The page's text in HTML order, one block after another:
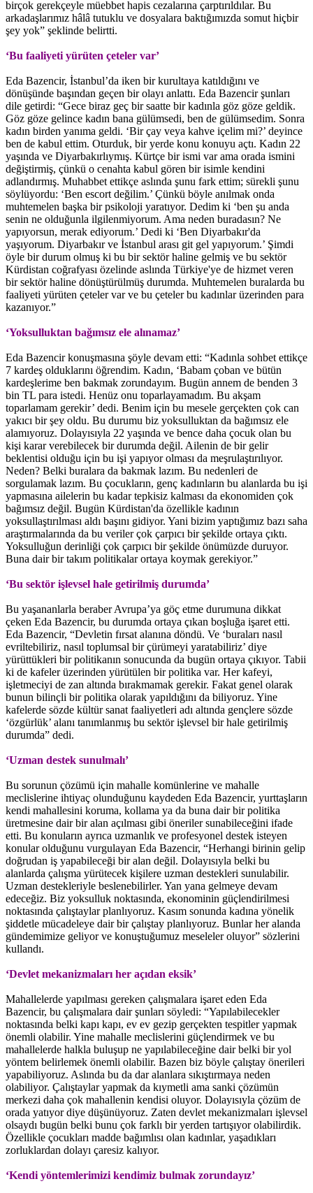
birçok gerekçeyle müebbet hapis cezalarına çarptırıldılar. Bu
arkadaşlarımız hâlâ tutuklu ve dosyalara baktığımızda somut hiçbir
şey yok” şeklinde belirtti.
‘Bu faaliyeti yürüten çeteler var’
Eda Bazencir, İstanbul’da iken bir kurultaya katıldığını ve
dönüşünde başından geçen bir olayı anlattı. Eda Bazencir şunları
dile getirdi: “Gece biraz geç bir saatte bir kadınla göz göze geldik.
Göz göze gelince kadın bana gülümsedi, ben de gülümsedim. Sonra
kadın birden yanıma geldi. ‘Bir çay veya kahve içelim mi?’ deyince
ben de kabul ettim. Oturduk, bir yerde konu konuyu açtı. Kadın 22
yaşında ve Diyarbakırlıymış. Kürtçe bir ismi var ama orada ismini
değiştirmiş, çünkü o cenahta kabul gören bir isimle kendini
adlandırmış. Muhabbet ettikçe aslında şunu fark ettim; sürekli şunu
söylüyordu: ‘Ben escort değilim.’ Çünkü böyle anılmak onda
muhtemelen başka bir psikoloji yaratıyor. Dedim ki ‘ben şu anda
senin ne olduğunla ilgilenmiyorum. Ama neden buradasın? Ne
yapıyorsun, merak ediyorum.’ Dedi ki ‘Ben Diyarbakır'da
yaşıyorum. Diyarbakır ve İstanbul arası git gel yapıyorum.’ Şimdi
öyle bir durum olmuş ki bu bir sektör haline gelmiş ve bu sektör
Kürdistan coğrafyası özelinde aslında Türkiye'ye de hizmet veren
bir sektör haline dönüştürülmüş durumda. Muhtemelen buralarda bu
faaliyeti yürüten çeteler var ve bu çeteler bu kadınlar üzerinden para
kazanıyor.”
‘Yoksulluktan bağımsız ele alınamaz’
Eda Bazencir konuşmasına şöyle devam etti: “Kadınla sohbet ettikçe
7 kardeş olduklarını öğrendim. Kadın, ‘Babam çoban ve bütün
kardeşlerime ben bakmak zorundayım. Bugün annem de benden 3
bin TL para istedi. Henüz onu toparlayamadım. Bu akşam
toparlamam gerekir’ dedi. Benim için bu mesele gerçekten çok can
yakıcı bir şey oldu. Bu durumu biz yoksulluktan da bağımsız ele
alamıyoruz. Dolayısıyla 22 yaşında ve bence daha çocuk olan bu
kişi karar verebilecek bir durumda değil. Ailenin de bir gelir
beklentisi olduğu için bu işi yapıyor olması da meşrulaştırılıyor.
Neden? Belki buralara da bakmak lazım. Bu nedenleri de
sorgulamak lazım. Bu çocukların, genç kadınların bu alanlarda bu işi
yapmasına ailelerin bu kadar tepkisiz kalması da ekonomiden çok
bağımsız değil. Bugün Kürdistan'da özellikle kadının
yoksullaştırılması aldı başını gidiyor. Yani bizim yaptığımız bazı saha
araştırmalarında da bu veriler çok çarpıcı bir şekilde ortaya çıktı.
Yoksulluğun derinliği çok çarpıcı bir şekilde önümüzde duruyor.
Buna dair bir takım politikalar ortaya koymak gerekiyor.”
‘Bu sektör işlevsel hale getirilmiş durumda’
Bu yaşananlarla beraber Avrupa’ya göç etme durumuna dikkat
çeken Eda Bazencir, bu durumda ortaya çıkan boşluğa işaret etti.
Eda Bazencir, “Devletin fırsat alanına döndü. Ve ‘buraları nasıl
evriltebiliriz, nasıl toplumsal bir çürümeyi yaratabiliriz’ diye
yürüttükleri bir politikanın sonucunda da bugün ortaya çıkıyor. Tabii
ki de kafeler üzerinden yürütülen bir politika var. Her kafeyi,
işletmeciyi de zan altında bırakmamak gerekir. Fakat genel olarak
bunun bilinçli bir politika olarak yapıldığını da biliyoruz. Yine
kafelerde sözde kültür sanat faaliyetleri adı altında gençlere sözde
‘özgürlük’ alanı tanımlanmış bu sektör işlevsel bir hale getirilmiş
durumda” dedi.
‘Uzman destek sunulmalı’
Bu sorunun çözümü için mahalle komünlerine ve mahalle
meclislerine ihtiyaç olunduğunu kaydeden Eda Bazencir, yurttaşların
kendi mahallesini koruma, kollama ya da buna dair bir politika
üretmesine dair bir alan açılması gibi öneriler sunabileceğini ifade
etti. Bu konuların ayrıca uzmanlık ve profesyonel destek isteyen
konular olduğunu vurgulayan Eda Bazencir, “Herhangi birinin gelip
doğrudan iş yapabileceği bir alan değil. Dolayısıyla belki bu
alanlarda çalışma yürütecek kişilere uzman destekleri sunulabilir.
Uzman destekleriyle beslenebilirler. Yan yana gelmeye devam
edeceğiz. Biz yoksulluk noktasında, ekonominin güçlendirilmesi
noktasında çalıştaylar planlıyoruz. Kasım sonunda kadına yönelik
şiddetle mücadeleye dair bir çalıştay planlıyoruz. Bunlar her alanda
gündemimize geliyor ve konuştuğumuz meseleler oluyor” sözlerini
kullandı.
‘Devlet mekanizmaları her açıdan eksik’
Mahallelerde yapılması gereken çalışmalara işaret eden Eda
Bazencir, bu çalışmalara dair şunları söyledi: “Yapılabilecekler
noktasında belki kapı kapı, ev ev gezip gerçekten tespitler yapmak
önemli olabilir. Yine mahalle meclislerini güçlendirmek ve bu
mahallelerde halkla buluşup ne yapılabileceğine dair belki bir yol
yöntem belirlemek önemli olabilir. Bazen biz böyle çalıştay önerileri
yapabiliyoruz. Aslında bu da dar alanlara sıkıştırmaya neden
olabiliyor. Çalıştaylar yapmak da kıymetli ama sanki çözümün
merkezi daha çok mahallenin kendisi oluyor. Dolayısıyla çözüm de
orada yatıyor diye düşünüyoruz. Zaten devlet mekanizmaları işlevsel
olsaydı bugün belki bunu çok farklı bir yerden tartışıyor olabilirdik.
Özellikle çocukları madde bağımlısı olan kadınlar, yaşadıkları
zorluklardan dolayı çaresiz kalıyor.
‘Kendi yöntemlerimizi kendimiz bulmak zorundayız’